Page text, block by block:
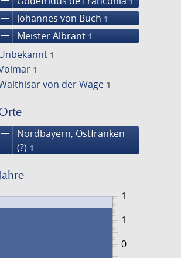
remove Johannes von Buch 1
remove Meister Albrant 1
1
1
von der Wage 1
remove
Nordbayern, Ostfranken
(?) 1
1
0
1